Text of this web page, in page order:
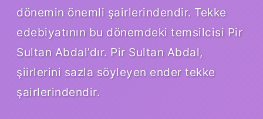
dönemin önemli şairlerindendir. Tekke
edebiyatının bu dönemdeki temsilcisi Pir
Sultan Abdal’dır. Pir Sultan Abdal,
şiirlerini sazla söyleyen ender tekke
şairlerindendir.